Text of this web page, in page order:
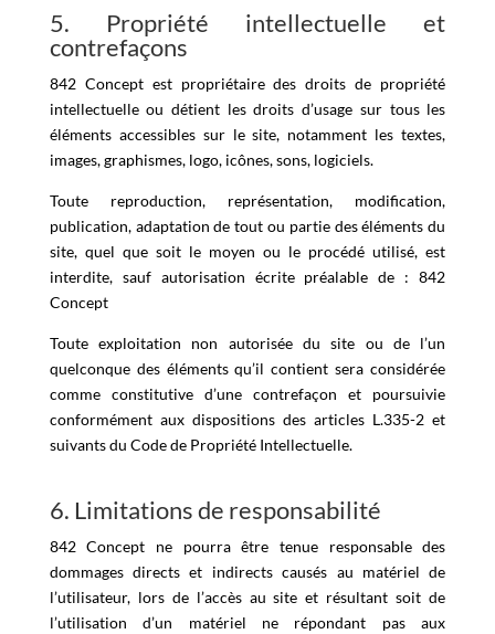
5. Propriété intellectuelle et
contrefaçons
842 Concept est propriétaire des droits de propriété
intellectuelle ou détient les droits d’usage sur tous les
éléments accessibles sur le site, notamment les textes,
images, graphismes, logo, icônes, sons, logiciels.
Toute reproduction, représentation, modification,
publication, adaptation de tout ou partie des éléments du
site, quel que soit le moyen ou le procédé utilisé, est
interdite, sauf autorisation écrite préalable de : 842
Concept
Toute exploitation non autorisée du site ou de l’un
quelconque des éléments qu’il contient sera considérée
comme constitutive d’une contrefaçon et poursuivie
conformément aux dispositions des articles L.335-2 et
suivants du Code de Propriété Intellectuelle.
6. Limitations de responsabilité
842 Concept ne pourra être tenue responsable des
dommages directs et indirects causés au matériel de
l’utilisateur, lors de l’accès au site et résultant soit de
l’utilisation d’un matériel ne répondant pas aux